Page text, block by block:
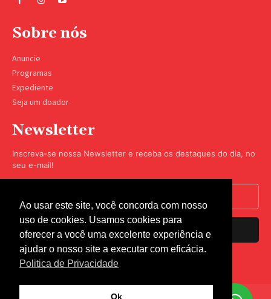
Sobre nós
Anuncie
Programas
Expediente
Seja um doador
Newsletter
Inscreva-se nossa Newsletter e receba os destaques do dia, no
seu e-mail!
Inscrever-se
Nós respeitamos sua privacidade.
Ao usar este site, você concorda com nosso
uso de cookies. Usamos cookies para
oferecer a você uma excelente experiência e
ajudar o nosso site a executar com eficácia.
Politica de Privacidade
Ok